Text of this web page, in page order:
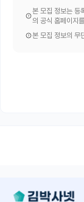
본 모집 정보는 등
의 공식 홈페이지
본 모집 정보의 무